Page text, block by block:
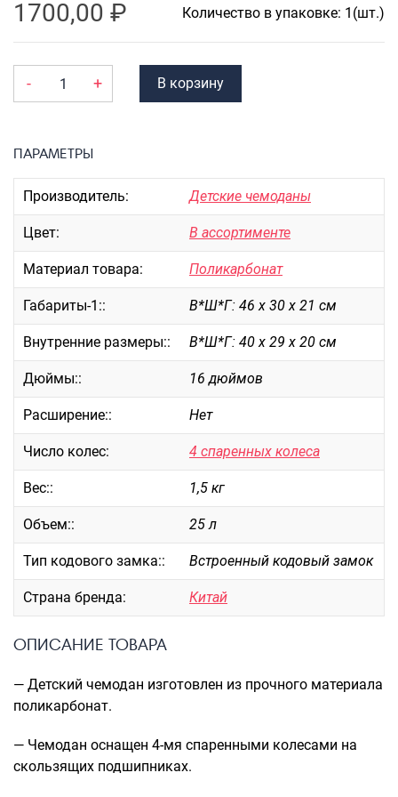
Аксессуары
ЧЕХЛЫ ДЛЯ ЧЕМОДАНОВ
Мешки для обуви
Новинки
Багаж
Чемоданы оптом
Чемоданы на колесах
Чемоданы детские
Пилоты на колесах
Рюкзаки детские для детских
чемоданов
Бьюти-кейсы
Распродажа
Сумки
Сумки колесные
Сумки спортивные
Сумки деловые
Сумки поясные
Сумки пляжные
Сумки-тележки хозяйственные
Сумки детские
Рюкзаки городские
Рюкзаки школьные
1700,00 ₽ Количество в упаковке: 1(шт.)
- + В корзину
ПАРАМЕТРЫ
Производитель: Детские чемоданы
Цвет: В ассортименте
Материал товара: Поликарбонат
Габариты-1:: В*Ш*Г: 46 х 30 х 21 см
Внутренние размеры:: В*Ш*Г: 40 х 29 х 20 см
Дюймы:: 16 дюймов
Расширение:: Нет
Число колес: 4 спаренных колеса
Вес:: 1,5 кг
Объем:: 25 л
Тип кодового замка:: Встроенный кодовый замок
Страна бренда: Китай
ОПИСАНИЕ ТОВАРА
— Детский чемодан изготовлен из прочного материала
поликарбонат.
— Чемодан оснащен 4-мя спаренными колесами на
скользящих подшипниках.